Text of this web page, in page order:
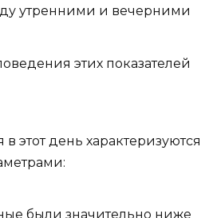
утренними и вечерними
этих показателей
этот день характеризуются
были значительно ниже